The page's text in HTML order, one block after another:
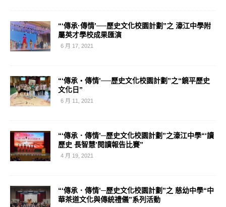
“‘傳承·傳情’──歷史文化校園計劃”之 濠江中學附
屬英才學校成果匯演
6 月 17, 2021
“‘傳承‧傳情’──歷史文化校園計劃”之“鏡平歷史
文化日”
6 月 11, 2021
“‘傳承．傳情’─歷史文化校園計劃”之濠江中學“‘讀
歷史 長智慧’閱讀報告比賽”
4 月 19, 2021
“‘傳承．傳情’─歷史文化校園計劃”之 慈幼中學“中
華茶道文化與傳統禮儀”系列活動